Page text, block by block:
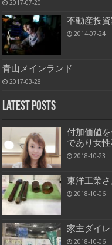
2017-07-20
不動産投
2014-07-24
青山メインランド
2017-03-28
Latest Posts
付加価値
であり女
2018-10-23
東洋工業
2018-10-06
家主ダイ
2018-10-06